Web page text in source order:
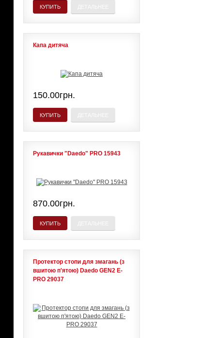
КУПИТЬ
Капа дитяча
150.00грн.
КУПИТЬ
Рукавички "Daedo" PRO 15943
870.00грн.
КУПИТЬ
Протектор стопи для змагань (з
вшитою п'ятою) Daedo GEN2 E-
PRO 29037